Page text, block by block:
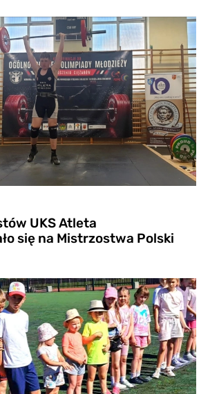
UKS Atleta
się na Mistrzostwa Polski